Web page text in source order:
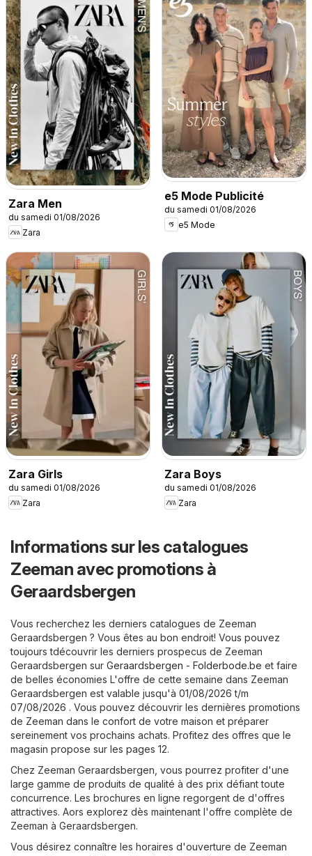
Zara Men
du samedi 01/08/2026
Zara
e5 Mode Publicité
du samedi 01/08/2026
e5 Mode
Zara Girls
du samedi 01/08/2026
Zara
Zara Boys
du samedi 01/08/2026
Zara
Informations sur les catalogues
Zeeman avec promotions à
Geraardsbergen
Vous recherchez les derniers catalogues de Zeeman
Geraardsbergen ? Vous êtes au bon endroit! Vous pouvez
toujours tdécouvrir les derniers prospecus de Zeeman
Geraardsbergen sur Geraardsbergen - Folderbode.be et faire
de belles économies L'offre de cette semaine dans Zeeman
Geraardsbergen est valable jusqu'à 01/08/2026 t/m
07/08/2026 . Vous pouvez découvrir les dernières promotions
de Zeeman dans le confort de votre maison et préparer
sereinement vos prochains achats. Profitez des offres que le
magasin propose sur les pages 12.
Chez Zeeman Geraardsbergen, vous pourrez profiter d'une
large gamme de produits de qualité à des prix défiant toute
concurrence. Les brochures en ligne regorgent de d'offres
attractives. Aors explorez dès maintenant l'offre complète de
Zeeman à Geraardsbergen.
Vous désirez connaître les horaires d'ouverture de Zeeman